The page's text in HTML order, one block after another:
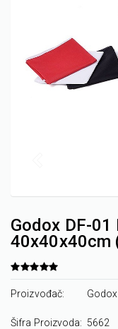
Godox DF-
40x40x40cm
Proizvođač: Godox
Šifra Proizvoda: 5662